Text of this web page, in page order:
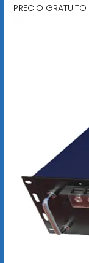
PRECIO GRATUITO